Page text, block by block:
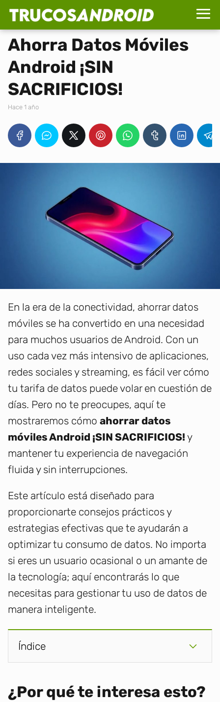
Ahorra Datos Móviles
Android ¡SIN
SACRIFICIOS!
hace 1 año
En la era de la conectividad, ahorrar datos
móviles se ha convertido en una necesidad
para muchos usuarios de Android. Con un
uso cada vez más intensivo de aplicaciones,
redes sociales y streaming, es fácil ver cómo
tu tarifa de datos puede volar en cuestión de
días. Pero no te preocupes, aquí te
mostraremos cómo ahorrar datos
móviles Android ¡SIN SACRIFICIOS! y
mantener tu experiencia de navegación
fluida y sin interrupciones.
Este artículo está diseñado para
proporcionarte consejos prácticos y
estrategias efectivas que te ayudarán a
optimizar tu consumo de datos. No importa
si eres un usuario ocasional o un amante de
la tecnología; aquí encontrarás lo que
necesitas para gestionar tu uso de datos de
manera inteligente.
Índice
¿Por qué te interesa esto?